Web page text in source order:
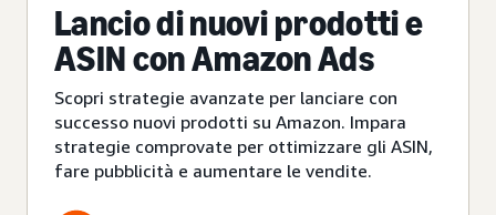
Lancio di nuovi prodotti e
ASIN con Amazon Ads
Scopri strategie avanzate per lanciare con
successo nuovi prodotti su Amazon. Impara
strategie comprovate per ottimizzare gli ASIN,
fare pubblicità e aumentare le vendite.